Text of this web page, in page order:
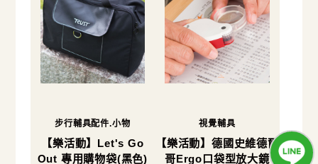
步行輔具配件.小物
【樂活動】Let's Go
Out 專用購物袋(黑色)
視覺輔具
【樂活動】德國史維德爾
哥Ergo口袋型放大鏡